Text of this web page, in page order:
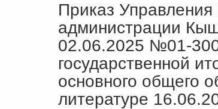
Приказ
администрации
02.06.2025 №01-
государственной
основного общего
литературе